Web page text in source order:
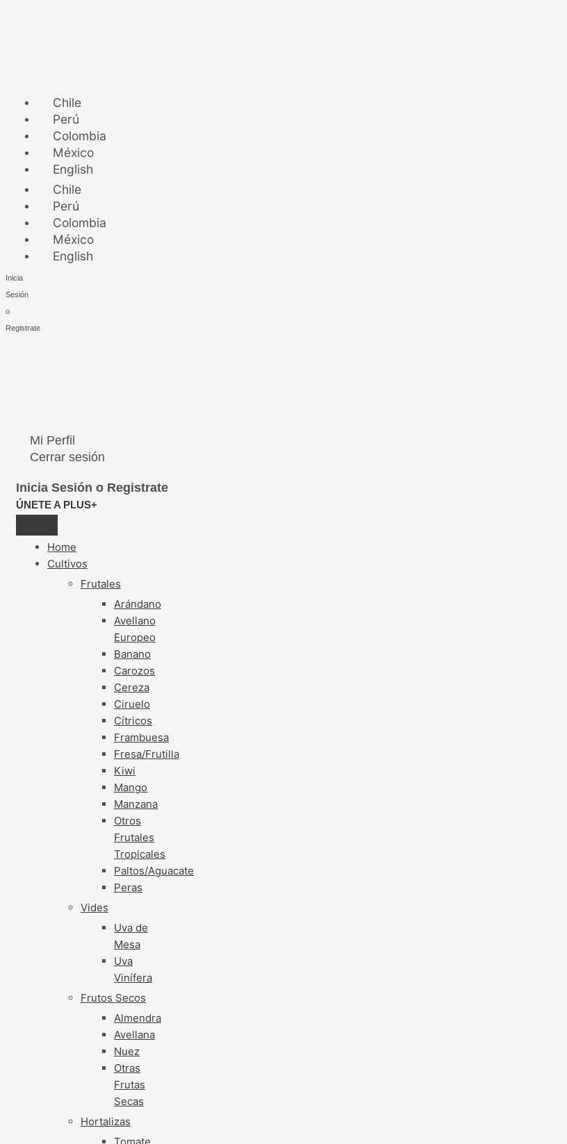
Chile
Perú
Colombia
México
English
Chile
Perú
Colombia
México
English
Inicia
Sesión
o
Registrate
Mi Perfil
Cerrar sesión
Inicia Sesión o Registrate
ÚNETE A PLUS+
Home
Cultivos
Frutales
Arándano
Avellano
Europeo
Banano
Carozos
Cereza
Ciruelo
Cítricos
Frambuesa
Fresa/Frutilla
Kiwi
Mango
Manzana
Otros
Frutales
Tropicales
Paltos/Aguacate
Peras
Vides
Uva de
Mesa
Uva
Vinífera
Frutos Secos
Almendra
Avellana
Nuez
Otras
Frutas
Secas
Hortalizas